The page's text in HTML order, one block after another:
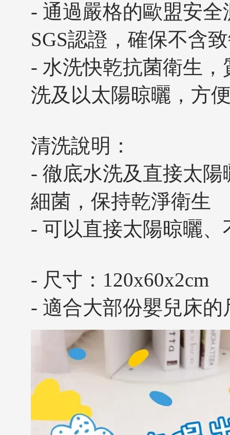
- 通過嚴格的歐盟安全
SGS認證，確保不含
- 水洗快乾抗菌衛生
洗及以太陽晾曬，方
清洗說明：
- 徹底水洗及直接太
細菌，保持乾淨衛生
- 可以直接太陽晾曬
- 尺寸：120x60x2cm
- 適合大部份嬰兒床的